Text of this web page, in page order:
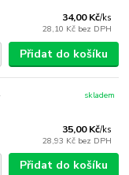
34,00 Kč/ks
28,10 Kč bez DPH
Přidat do košíku
35,00 Kč/ks
28,93 Kč bez DPH
skladem
Přidat do košíku